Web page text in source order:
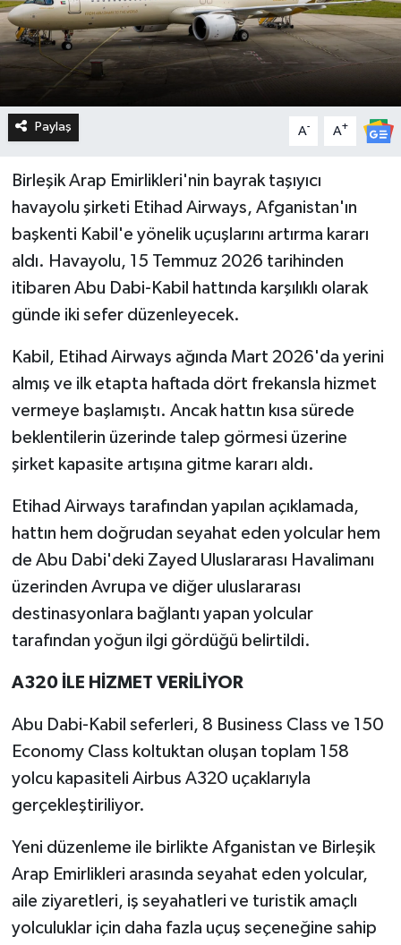
Paylaş A- A+
Birleşik Arap Emirlikleri'nin bayrak taşıyıcı
havayolu şirketi Etihad Airways, Afganistan'ın
başkenti Kabil'e yönelik uçuşlarını artırma kararı
aldı. Havayolu, 15 Temmuz 2026 tarihinden
itibaren Abu Dabi-Kabil hattında karşılıklı olarak
günde iki sefer düzenleyecek.
Kabil, Etihad Airways ağında Mart 2026'da yerini
almış ve ilk etapta haftada dört frekansla hizmet
vermeye başlamıştı. Ancak hattın kısa sürede
beklentilerin üzerinde talep görmesi üzerine
şirket kapasite artışına gitme kararı aldı.
Etihad Airways tarafından yapılan açıklamada,
hattın hem doğrudan seyahat eden yolcular hem
de Abu Dabi'deki Zayed Uluslararası Havalimanı
üzerinden Avrupa ve diğer uluslararası
destinasyonlara bağlantı yapan yolcular
tarafından yoğun ilgi gördüğü belirtildi.
A320 İLE HİZMET VERİLİYOR
Abu Dabi-Kabil seferleri, 8 Business Class ve 150
Economy Class koltuktan oluşan toplam 158
yolcu kapasiteli Airbus A320 uçaklarıyla
gerçekleştiriliyor.
Yeni düzenleme ile birlikte Afganistan ve Birleşik
Arap Emirlikleri arasında seyahat eden yolcular,
aile ziyaretleri, iş seyahatleri ve turistik amaçlı
yolculuklar için daha fazla uçuş seçeneğine sahip